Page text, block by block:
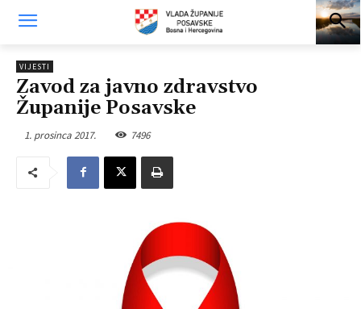
VIJESTI
Zavod za javno zdravstvo
Županije Posavske
1. prosinca 2017. 7496